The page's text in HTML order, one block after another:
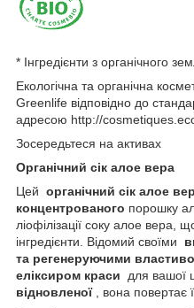
* Інгредієнти з органічного
Екологічна та органічна
Greenlife відповідно до
адресою http://
Зосередьтеся на активах
Органічний сік алое вера
Цей органічний сік алое
концентрованого порошку
ліофілізації соку алое вера,
інгредієнти. Відомий своїми
та регенеруючими
еліксиром краси для вашої
відновленої, вона повертає